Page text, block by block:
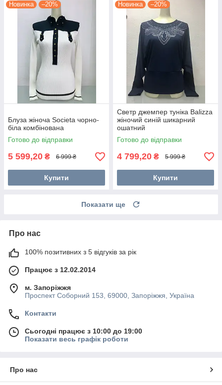
Новинка –20%
Блуза жіноча Societa чорно-
біла комбінована
Готово до відправки
5 599,20 ₴ 6 999 ₴
Купити
Новинка –20%
Светр джемпер туніка Balizza
жіночий синій шикарний
ошатний
Готово до відправки
4 799,20 ₴ 5 999 ₴
Купити
Показати ще
Про нас
100% позитивних з 5 відгуків за рік
Працює з 12.02.2014
м. Запоріжжя
Проспект Соборний 153, 69000, Запоріжжя, Україна
Контакти
Сьогодні працює з 10:00 до 19:00
Показати весь графік роботи
Про нас